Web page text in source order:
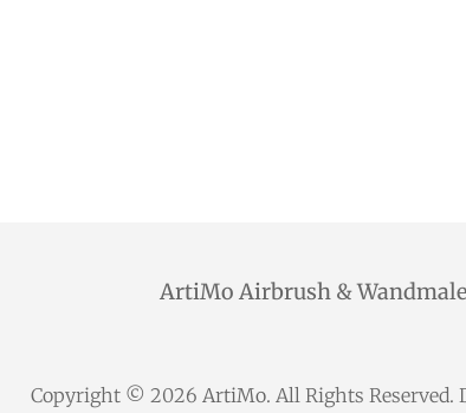
ArtiMo Airbrush &
Copyright © 2026 ArtiMo. All Rights Reserved.